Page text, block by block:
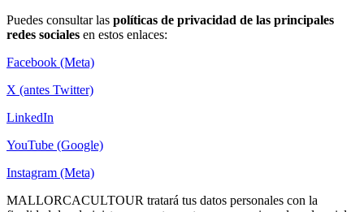
Puedes consultar las políticas de privacidad de las principales
redes sociales en estos enlaces:
Facebook (Meta)
X (antes Twitter)
LinkedIn
YouTube (Google)
Instagram (Meta)
MALLORCACULTOUR tratará tus datos personales con la